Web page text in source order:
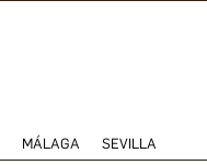
MÁLAGA SEVILLA